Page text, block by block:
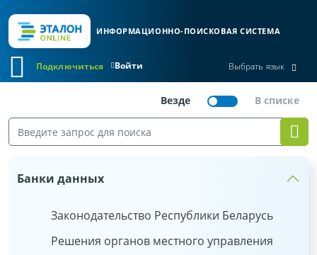
ИНФОРМАЦИОННО-ПОИСКОВАЯ СИСТЕМА
Войти
Подключиться Выбрать язык
Банки данных
Законодательство Республики Беларусь
Решения органов местного управления